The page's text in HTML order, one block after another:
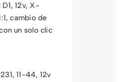
D1, 12v, X-
cambio de
un solo clic
11-44, 12v